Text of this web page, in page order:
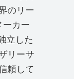
のリー
ーカー
立した
リーサ
頼して